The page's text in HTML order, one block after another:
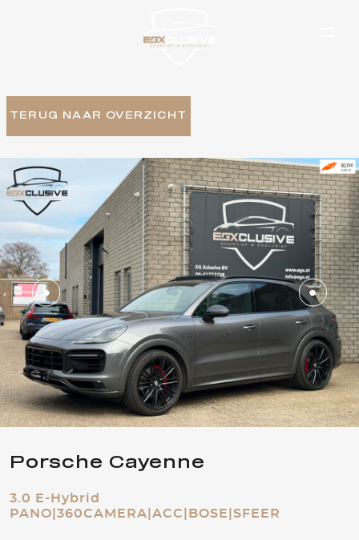
TERUG NAAR OVERZICHT
Porsche Cayenne
3.0 E-Hybrid
PANO|360CAMERA|ACC|BOSE|SFEER